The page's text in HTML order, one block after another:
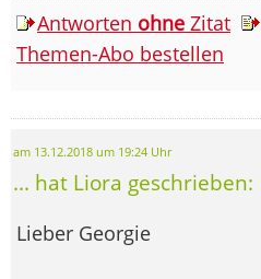
Antworten ohne Zitat
Themen-Abo bestellen
am 13.12.2018 um 19:24 Uhr
... hat Liora geschrieben:
Lieber Georgie